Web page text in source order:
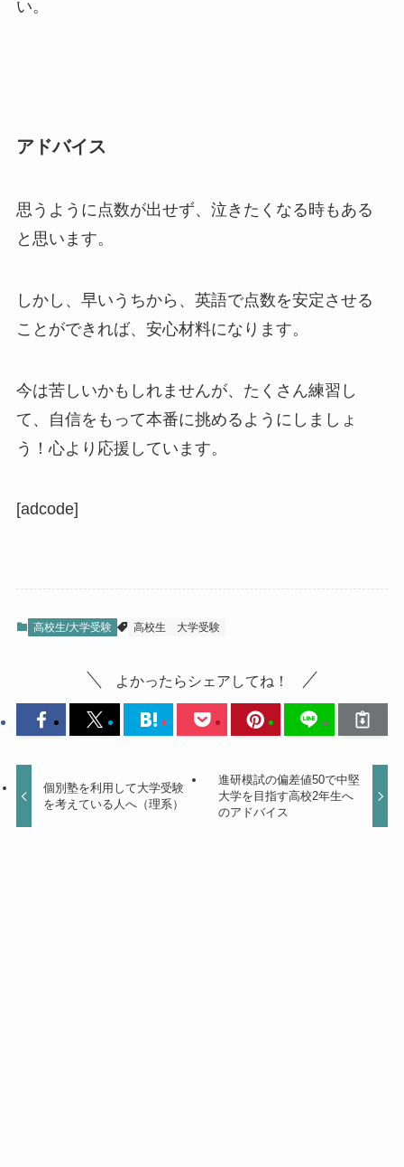
い。
アドバイス
思うように点数が出せず、泣きたくなる時もある
と思います。
しかし、早いうちから、英語で点数を安定させる
ことができれば、安心材料になります。
今は苦しいかもしれませんが、たくさん練習し
て、自信をもって本番に挑めるようにしましょ
う！心より応援しています。
[adcode]
高校生/大学受験 高校生 大学受験
よかったらシェアしてね！
個別塾を利用して大学受験
を考えている人へ（理系）
進研模試の偏差値50で中堅
大学を目指す高校2年生へ
のアドバイス